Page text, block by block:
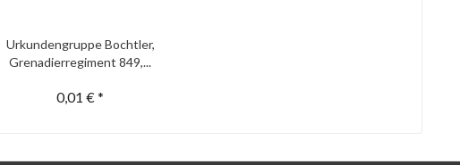
Urkundengruppe Bochtler,
Grenadierregiment 849,...
0,01 € *